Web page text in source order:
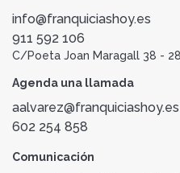
info@franquiciashoy.es
911 592 106
C/Poeta Joan Maragall 38 -
Agenda una llamada
aalvarez@franquiciashoy.es
602 254 858
Comunicación